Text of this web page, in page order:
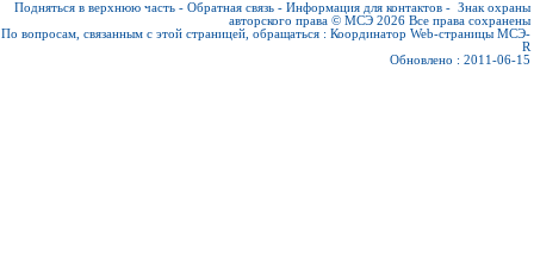
Подняться в верхнюю часть - Обратная связь - Информация для контактов - Знак охраны
авторского права © МСЭ 2026 Все права сохранены
По вопросам, связанным с этой страницей, обращаться : Координатор Web-страницы МСЭ-
R
Обновлено : 2011-06-15